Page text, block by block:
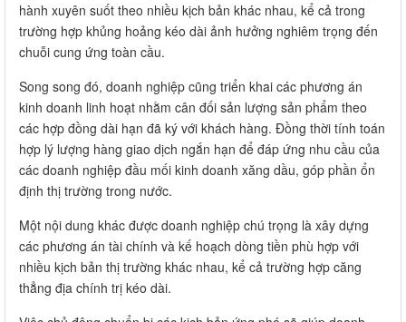
hành xuyên suốt theo nhiều kịch bản khác nhau, kể cả trong
trường hợp khủng hoảng kéo dài ảnh hưởng nghiêm trọng đến
chuỗi cung ứng toàn cầu.
Song song đó, doanh nghiệp cũng triển khai các phương án
kinh doanh linh hoạt nhằm cân đối sản lượng sản phẩm theo
các hợp đồng dài hạn đã ký với khách hàng. Đồng thời tính toán
hợp lý lượng hàng giao dịch ngắn hạn để đáp ứng nhu cầu của
các doanh nghiệp đầu mối kinh doanh xăng dầu, góp phần ổn
định thị trường trong nước.
Một nội dung khác được doanh nghiệp chú trọng là xây dựng
các phương án tài chính và kế hoạch dòng tiền phù hợp với
nhiều kịch bản thị trường khác nhau, kể cả trường hợp căng
thẳng địa chính trị kéo dài.